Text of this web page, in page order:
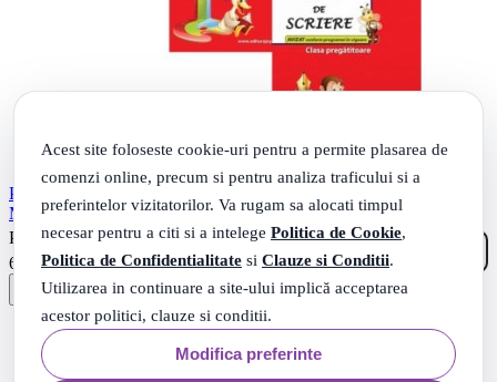
Acest site foloseste cookie-uri pentru a permite plasarea de
comenzi online, precum si pentru analiza traficului si a
preferintelor vizitatorilor. Va rugam sa alocati timpul
necesar pentru a citi si a intelege Politica de Cookie,
Politica de Confidentialitate si Clauze si Conditii.
Utilizarea in continuare a site-ului implică acceptarea
acestor politici, clauze si conditii.
Modifica preferinte
Pachet 3 caiete Clasa Pregatitoare Comunicare in limba romana
Matematica si Caiet de scriere - Valentina Stefan-Caradeanu
PRP: 73.70Lei
62
65Lei